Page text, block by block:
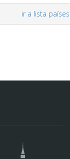
ir a lista países